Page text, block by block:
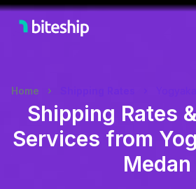
Home
Shipping Rates
Services from
Medan